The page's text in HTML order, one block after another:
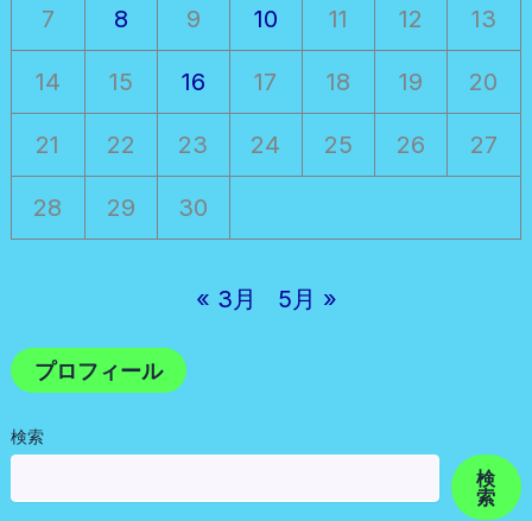
7 8 9 10 11 12 13
14 15 16 17 18 19 20
21 22 23 24 25 26 27
28 29 30
« 3月 5月 »
プロフィール
検索
検
索